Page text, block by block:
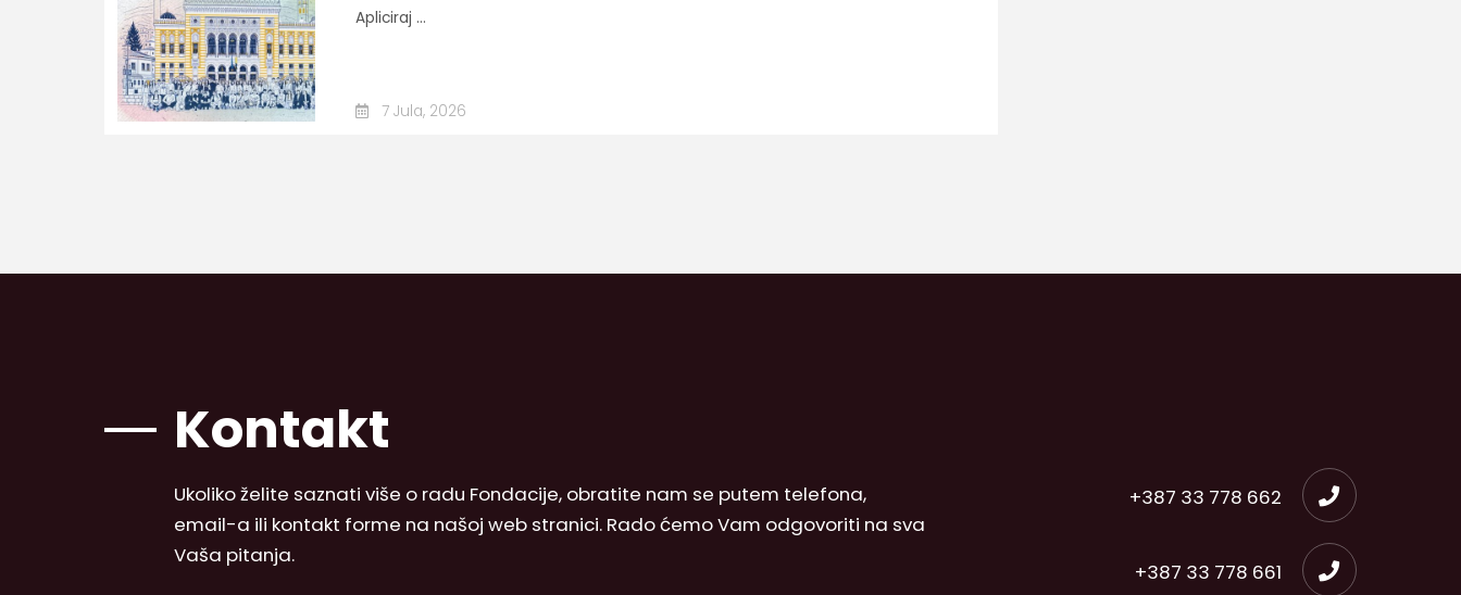
Apliciraj ...
7 Jula, 2026
Kontakt
Ukoliko želite saznati više o radu Fondacije, obratite nam se putem telefona,
email-a ili kontakt forme na našoj web stranici. Rado ćemo Vam odgovoriti na sva
Vaša pitanja.
+387 33 778 662
+387 33 778 661